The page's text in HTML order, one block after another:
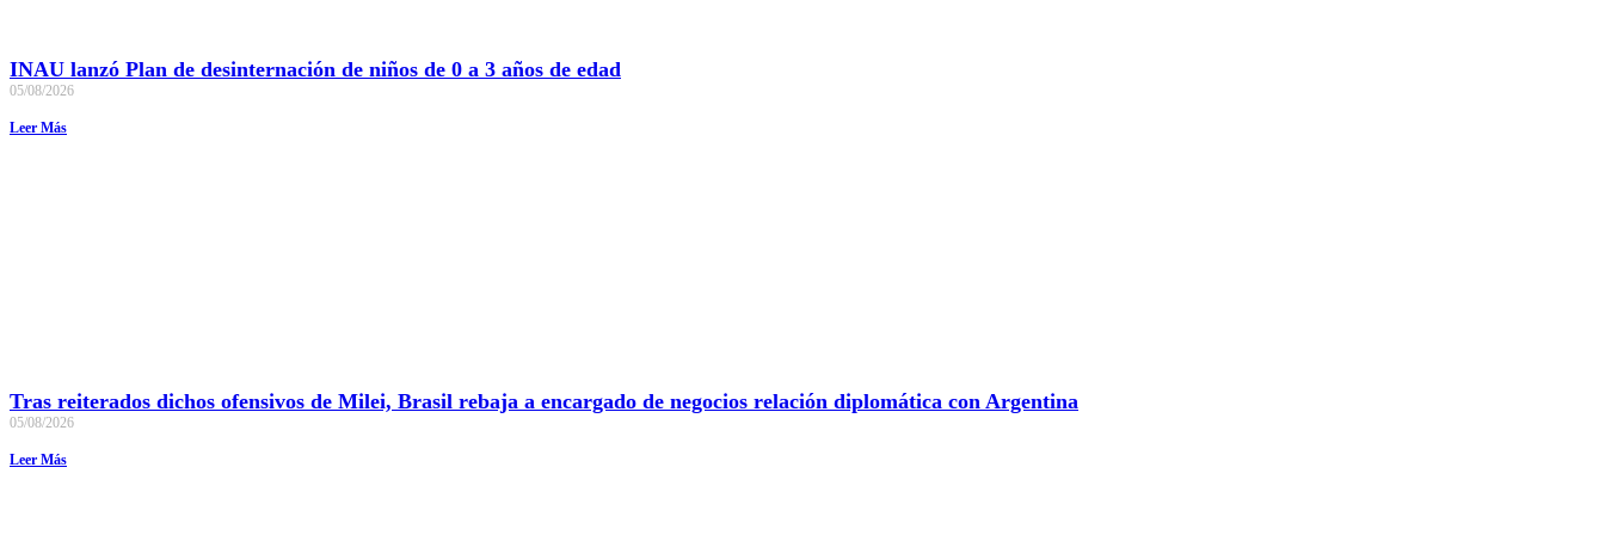
INAU lanzó Plan de desinternación de niños de 0 a 3 años de edad
05/08/2026
Leer Más
Tras reiterados dichos ofensivos de Milei, Brasil rebaja a encargado de negocios relación diplomática con Argentina
05/08/2026
Leer Más